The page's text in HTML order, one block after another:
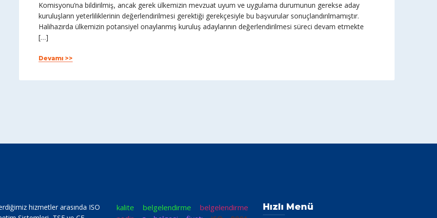
Komisyonu’na bildirilmiş, ancak gerek ülkemizin mevzuat uyum ve uygulama durumunun gerekse aday
kuruluşların yeterliliklerinin değerlendirilmesi gerektiği gerekçesiyle bu başvurular sonuçlandırılmamıştır.
Halihazırda ülkemizin potansiyel onaylanmış kuruluş adaylarının değerlendirilmesi süreci devam etmekte
[…]
Devamı >>
hizmetler arasında ISO
kalite belgelendirme
belgelendirme
Hızlı Menü